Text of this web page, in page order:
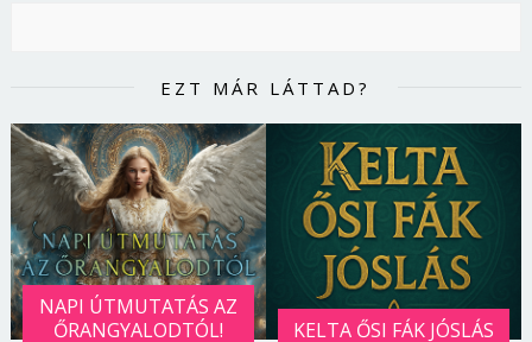
EZT MÁR LÁTTAD?
NAPI ÚTMUTATÁS AZ
ŐRANGYALODTÓL!
KELTA ŐSI FÁK JÓSLÁS